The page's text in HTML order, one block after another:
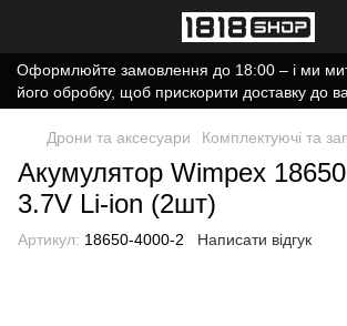
Оформлюйте замовлення до 18:00 – і ми
його обробку, щоб прискорити доставку до
Дрони та аксесуари Комплектуючі та
Акумулятор Wimpex
3.7V Li-ion (2шт)
Артикул: 18650-4000-2 Написати відгук